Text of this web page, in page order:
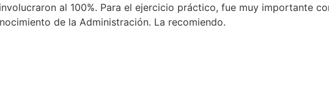
al 100%. Para el ejercicio práctico, fue muy importante
de la Administración. La recomiendo.